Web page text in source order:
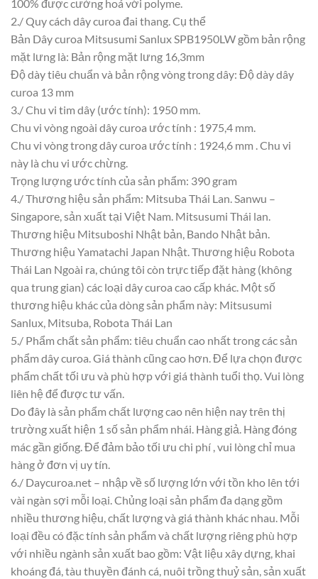
100% được cường hoá với polyme.
2./ Quy cách dây curoa đai thang. Cụ thể
Bản Dây curoa Mitsusumi Sanlux SPB1950LW gồm bản rộng
mặt lưng là: Bản rộng mặt lưng 16,3mm
Độ dày tiêu chuẩn và bản rộng vòng trong dây: Độ dày dây
curoa 13 mm
3./ Chu vi tim dây (ước tính): 1950 mm.
Chu vi vòng ngoài dây curoa ước tính : 1975,4 mm.
Chu vi vòng trong dây curoa ước tính : 1924,6 mm . Chu vi
này là chu vi ước chừng.
Trọng lượng ước tính của sản phẩm: 390 gram
4./ Thương hiệu sản phẩm: Mitsuba Thái Lan. Sanwu –
Singapore, sản xuất tại Việt Nam. Mitsusumi Thái lan.
Thương hiệu Mitsuboshi Nhật bản, Bando Nhật bản.
Thương hiệu Yamatachi Japan Nhật. Thương hiệu Robota
Thái Lan Ngoài ra, chúng tôi còn trực tiếp đặt hàng (không
qua trung gian) các loại dây curoa cao cấp khác. Một số
thương hiệu khác của dòng sản phẩm này: Mitsusumi
Sanlux, Mitsuba, Robota Thái Lan
5./ Phẩm chất sản phẩm: tiêu chuẩn cao nhất trong các sản
phẩm dây curoa. Giá thành cũng cao hơn. Để lựa chọn được
phẩm chất tối ưu và phù hợp với giá thành tuổi thọ. Vui lòng
liên hệ để được tư vấn.
Do đây là sản phẩm chất lượng cao nên hiện nay trên thị
trường xuất hiện 1 số sản phẩm nhái. Hàng giả. Hàng đóng
mác gần giống. Để đảm bảo tối ưu chi phí , vui lòng chỉ mua
hàng ở đơn vị uy tín.
6./ Daycuroa.net – nhập về số lượng lớn với tồn kho lên tới
vài ngàn sợi mỗi loại. Chủng loại sản phẩm đa dạng gồm
nhiều thương hiệu, chất lượng và giá thành khác nhau. Mỗi
loại đều có đặc tính sản phẩm và chất lượng riêng phù hợp
với nhiều ngành sản xuất bao gồm: Vật liệu xây dựng, khai
khoáng đá, tàu thuyền đánh cá, nuôi trồng thuỷ sản, sản xuất